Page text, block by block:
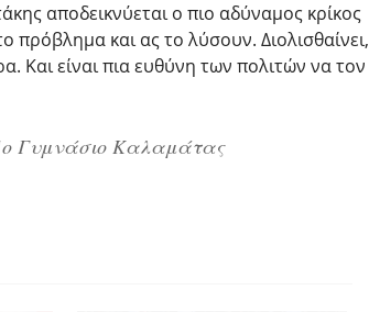
αποδεικνύεται ο πιο αδύναμος κρίκος
πρόβλημα και ας το λύσουν. Διολισθαίνει,
Και είναι πια ευθύνη των πολιτών να τον
Γυμνάσιο Καλαμάτας